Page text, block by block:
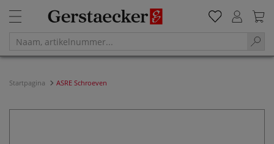
Startpagina ASRE Schroeven